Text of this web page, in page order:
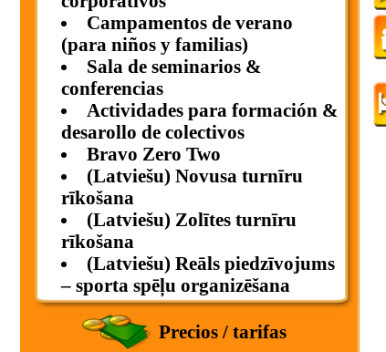
Campamentos de verano
(para niños y familias)
Sala de seminarios &
conferencias
Actividades para formación &
desarollo de colectivos
Bravo Zero Two
(Latviešu) Novusa turnīru
rīkošana
(Latviešu) Zolītes turnīru
rīkošana
(Latviešu) Reāls piedzīvojums
– sporta spēļu organizēšana
Precios / tarifas